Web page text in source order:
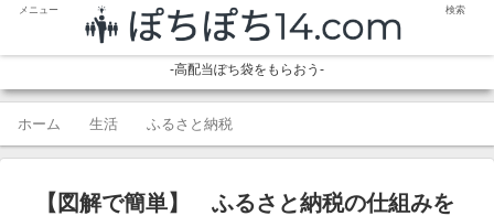
-高配当ぽち袋をもらおう-
ホーム 生活 ふるさと納税
【図解で簡単】 ふるさと納税の仕組みを
メニュー 検索